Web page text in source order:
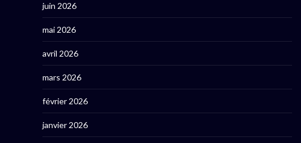
juin 2026
mai 2026
avril 2026
mars 2026
février 2026
janvier 2026